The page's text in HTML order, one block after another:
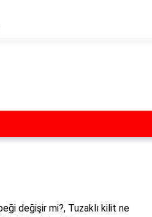
değişir mi?, Tuzaklı kilit ne